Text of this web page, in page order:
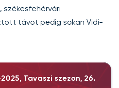
távot pedig sokan Vidi-
Tavaszi szezon, 26.